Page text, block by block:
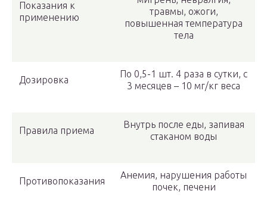
Показания к
применению
травмы, ожоги,
повышенная температура
тела
Дозировка
По 0,5-1 шт. 4 раза в сутки, с
3 месяцев – 10 мг/кг веса
Правила приема
Внутрь после еды, запивая
стаканом воды
Противопоказания
Анемия, нарушения работы
почек, печени